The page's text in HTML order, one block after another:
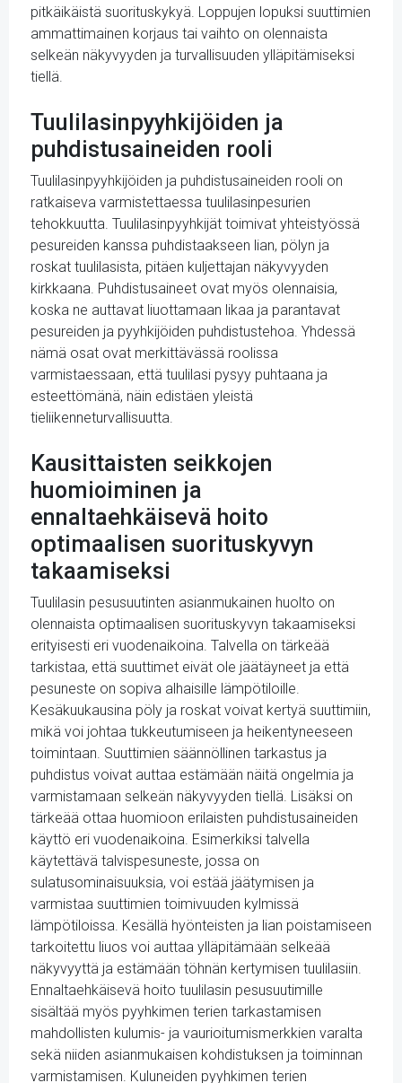
pitkäikäistä suorituskykyä. Loppujen lopuksi suuttimien
ammattimainen korjaus tai vaihto on olennaista
selkeän näkyvyyden ja turvallisuuden ylläpitämiseksi
tiellä.
Tuulilasinpyyhkijöiden ja
puhdistusaineiden rooli
Tuulilasinpyyhkijöiden ja puhdistusaineiden rooli on
ratkaiseva varmistettaessa tuulilasinpesurien
tehokkuutta. Tuulilasinpyyhkijät toimivat yhteistyössä
pesureiden kanssa puhdistaakseen lian, pölyn ja
roskat tuulilasista, pitäen kuljettajan näkyvyyden
kirkkaana. Puhdistusaineet ovat myös olennaisia,
koska ne auttavat liuottamaan likaa ja parantavat
pesureiden ja pyyhkijöiden puhdistustehoa. Yhdessä
nämä osat ovat merkittävässä roolissa
varmistaessaan, että tuulilasi pysyy puhtaana ja
esteettömänä, näin edistäen yleistä
tieliikenneturvallisuutta.
Kausittaisten seikkojen
huomioiminen ja
ennaltaehkäisevä hoito
optimaalisen suorituskyvyn
takaamiseksi
Tuulilasin pesusuutinten asianmukainen huolto on
olennaista optimaalisen suorituskyvyn takaamiseksi
erityisesti eri vuodenaikoina. Talvella on tärkeää
tarkistaa, että suuttimet eivät ole jäätäyneet ja että
pesuneste on sopiva alhaisille lämpötiloille.
Kesäkuukausina pöly ja roskat voivat kertyä suuttimiin,
mikä voi johtaa tukkeutumiseen ja heikentyneeseen
toimintaan. Suuttimien säännöllinen tarkastus ja
puhdistus voivat auttaa estämään näitä ongelmia ja
varmistamaan selkeän näkyvyyden tiellä. Lisäksi on
tärkeää ottaa huomioon erilaisten puhdistusaineiden
käyttö eri vuodenaikoina. Esimerkiksi talvella
käytettävä talvispesuneste, jossa on
sulatusominaisuuksia, voi estää jäätymisen ja
varmistaa suuttimien toimivuuden kylmissä
lämpötiloissa. Kesällä hyönteisten ja lian poistamiseen
tarkoitettu liuos voi auttaa ylläpitämään selkeää
näkyvyyttä ja estämään töhnän kertymisen tuulilasiin.
Ennaltaehkäisevä hoito tuulilasin pesusuutimille
sisältää myös pyyhkimen terien tarkastamisen
mahdollisten kulumis- ja vaurioitumismerkkien varalta
sekä niiden asianmukaisen kohdistuksen ja toiminnan
varmistamisen. Kuluneiden pyyhkimen terien